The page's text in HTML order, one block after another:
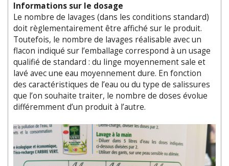
Informations sur le dosage
Le nombre de lavages (dans les conditions standard)
doit règlementairement être affiché sur le produit.
Toutefois, le nombre de lavages réalisable avec un
flacon indiqué sur l’emballage correspond à un usage
qualifié de standard : du linge moyennement sale et
lavé avec une eau moyennement dure. En fonction
des caractéristiques de l’eau ou du type de salissures
que l’on souhaite traiter, le nombre de doses évolue
différemment d’un produit à l’autre.